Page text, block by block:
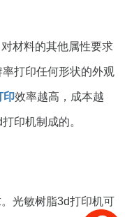
材料的其他属性要求
打印任何形状的外观
印效率越高，成本越
印机制成的。
光敏树脂3d打印机可